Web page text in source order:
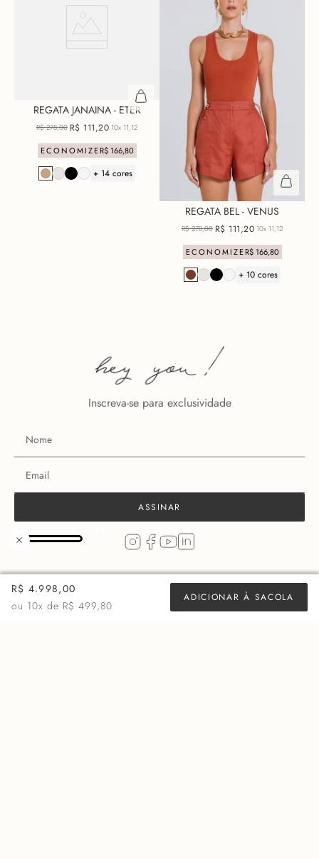
REGATA JANAINA - ETER
R$ 278,00 R$ 111,20 10x 11,12
ECONOMIZER$ 166,80
+ 14 cores
REGATA BEL - VENUS
R$ 278,00 R$ 111,20 10x 11,12
ECONOMIZER$ 166,80
+ 10 cores
MAIS VISTOS
OFF
R$ 4.998,00
ou 10x de R$ 499,80
ADICIONAR À SACOLA